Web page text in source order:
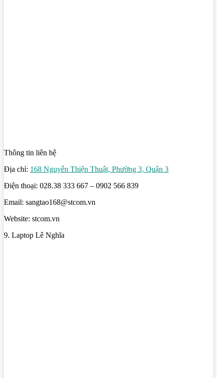
Thông tin liên hệ
Địa chỉ: 168 Nguyễn Thiện Thuật, Phường 3, Quận 3
Điện thoại: 028.38 333 667 – 0902 566 839
Email: sangtao168@stcom.vn
Website: stcom.vn
9. Laptop Lê Nghĩa